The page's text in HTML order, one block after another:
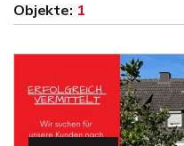
Objekte: 1